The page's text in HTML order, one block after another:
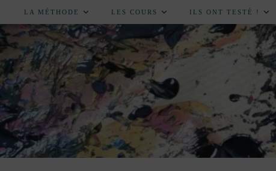
LA MÉTHODE LES COURS ILS ONT TESTÉ !